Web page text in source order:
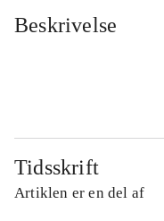
Beskrivelse
Tidsskrift
Artiklen er en del af